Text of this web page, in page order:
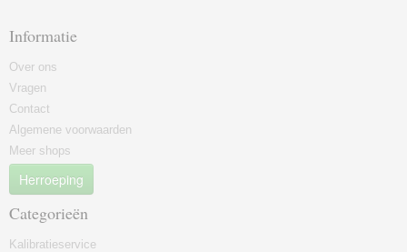
Informatie
Over ons
Vragen
Contact
Algemene voorwaarden
Meer shops
Herroeping
Categorieën
Kalibratieservice